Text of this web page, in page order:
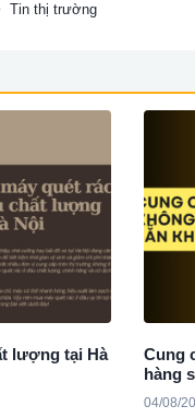
Tin thị trường
lượng tại Hà
Cung
hàng
04/08/